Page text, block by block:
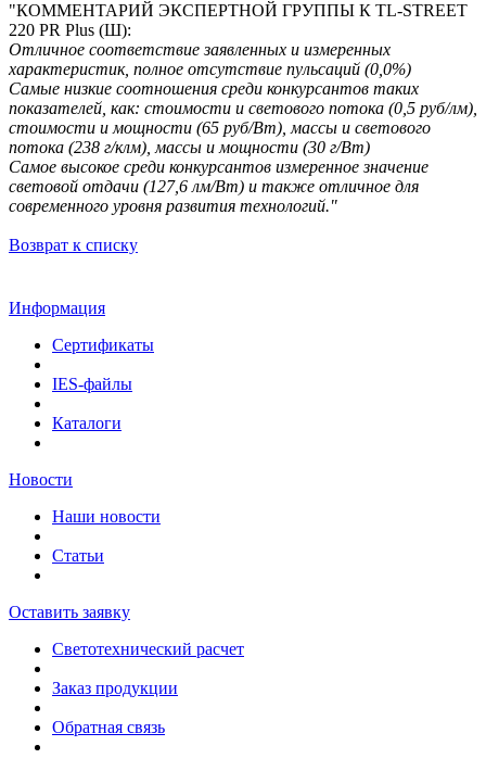
"КОММЕНТАРИЙ ЭКСПЕРТНОЙ ГРУППЫ К TL-STREET
220 PR Plus (Ш):
Отличное соответствие заявленных и измеренных
характеристик, полное отсутствие пульсаций (0,0%)
Самые низкие соотношения среди конкурсантов таких
показателей, как: стоимости и светового потока (0,5 руб/лм),
стоимости и мощности (65 руб/Вт), массы и светового
потока (238 г/клм), массы и мощности (30 г/Вт)
Самое высокое среди конкурсантов измеренное значение
световой отдачи (127,6 лм/Вт) и также отличное для
современного уровня развития технологий."
Возврат к списку
Информация
Сертификаты
IES-файлы
Каталоги
Новости
Наши новости
Статьи
Оставить заявку
Светотехнический расчет
Заказ продукции
Обратная связь